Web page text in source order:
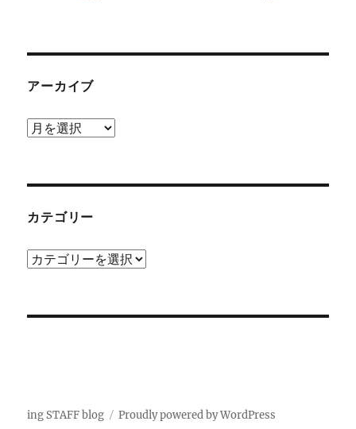
アーカイブ
ア
ブ
カテゴリー
カ
ing STAFF blog Proudly powered by WordPress